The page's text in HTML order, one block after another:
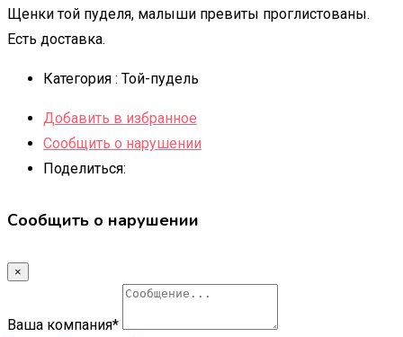
Щенки той пуделя, малыши превиты проглистованы.
Есть доставка.
Категория : Той-пудель
Добавить в избранное
Сообщить о нарушении
Поделиться:
Сообщить о нарушении
×
Ваша компания*